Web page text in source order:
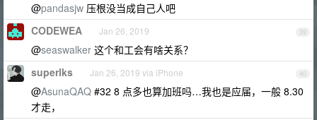
@pandasjw 压根没当成自己人吧
39
CODEWEA Jan 26, 2019
@seaswalker 这个和工会有啥关系？
40
superlks Jan 26, 2019 via iPhone
@AsunaQAQ #32 8 点多也算加班吗…我也是应届，一般 8.30
才走，